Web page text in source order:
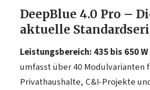
DeepBlue 4.0 Pro –
aktuelle
Leistungsbereich: 435 bis 650 W
umfasst über 40 Modulvarianten
Privathaushalte, C&I-Projekte